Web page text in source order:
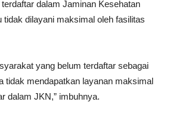
dalam Jaminan Kesehatan
tidak dilayani maksimal oleh fasilitas
yang belum terdaftar sebagai
tidak mendapatkan layanan maksimal
dalam JKN,” imbuhnya.